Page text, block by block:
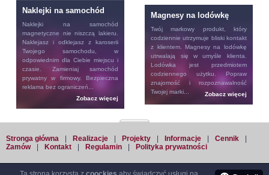
Naklejki na samochód
Naklejki na samochód
magnetyczne nie niszczą lakieru.
Naklejasz i odklejasz z karoserii
Twojego samochodu, w
odpowiednim dla Ciebie miejscu i
czasie. Zamieniaj samochód
prywatny w firmowy. Bezpieczna
reklama bez ograniczeń...
Zobacz więcej
Magnesy na lodówkę
Twój markowy produkt, który
codziennie utrzymuje bliski kontakt
z klientem. Magnesy na lodówkę
utrwalają się w umyśle klienta.
Lodówka jest przedmiotem
codziennego użytku. Popraw
znajomość i rozpoznawalność
Twojej marki...
Zobacz więcej
Stronga główna Realizacje Projekty Informacje Cennik
Zamów
Kontakt Regulamin Polityka prywatności